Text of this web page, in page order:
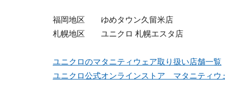
福岡地区 ゆめタウン久留米店
札幌地区 ユニクロ 札幌エスタ店
ユニクロのマタニティウェア取り扱い店舗一覧
ユニクロ公式オンラインストア マタニティウ